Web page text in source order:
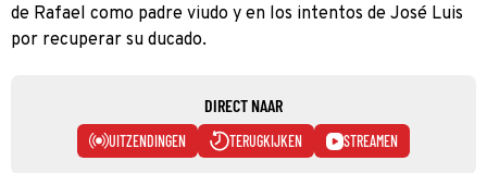
de Rafael como padre viudo y en los intentos de José Luis
por recuperar su ducado.
DIRECT NAAR
UITZENDINGEN TERUGKIJKEN STREAMEN